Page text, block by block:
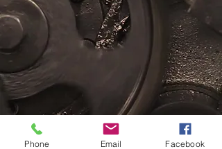
Phone Email Facebook